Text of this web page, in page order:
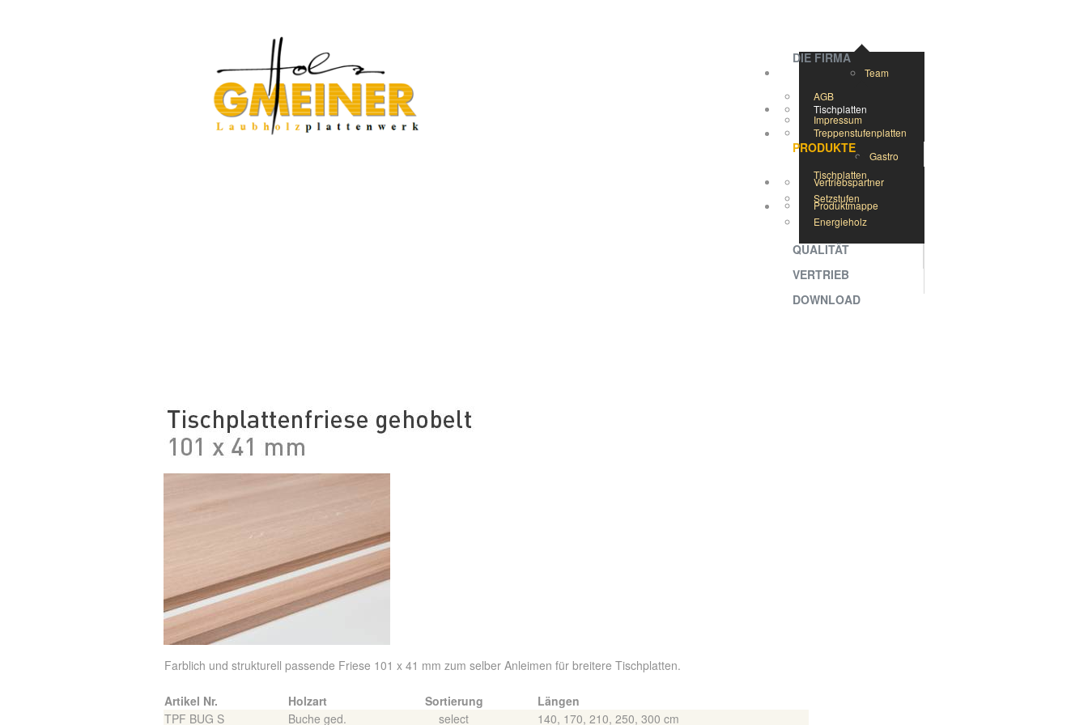
DIE FIRMA
Team
AGB
Impressum
PRODUKTE
Tischplatten
Treppenstufenplatten
Gastro
Tischplatten
Setzstufen
Energieholz
QUALITÄT
VERTRIEB
Vertriebspartner
Produktmappe
DOWNLOAD
Farblich und strukturell passende Friese 101 x 41 mm zum selber Anleimen für breitere Tischplatten.
Artikel Nr. Holzart Sortierung
Längen
TPF BUG S
Buche ged. select 140, 170, 210, 250, 300 cm